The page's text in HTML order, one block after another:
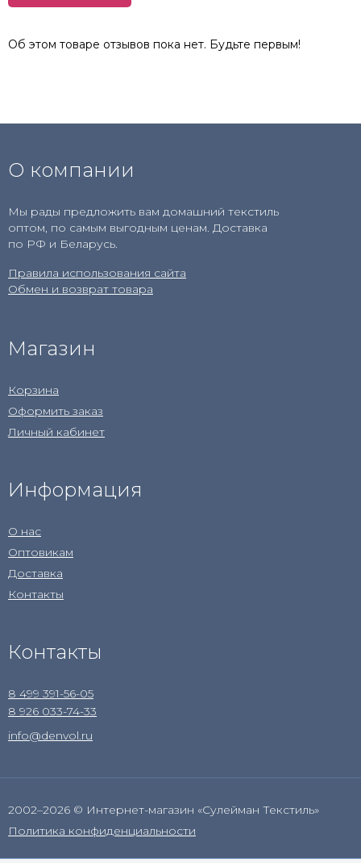
Об этом товаре отзывов пока нет. Будьте первым!
О компании
Мы рады предложить вам домашний текстиль
оптом, по самым выгодным ценам. Доставка
по РФ и Беларусь.
Правила использования сайта
Обмен и возврат товара
Магазин
Корзина
Оформить заказ
Личный кабинет
Информация
О нас
Оптовикам
Доставка
Контакты
Контакты
8 499 391-56-05
8 926 033-74-33
info@denvol.ru
2002–2026 © Интернет-магазин «Сулейман Текстиль»
Политика конфиденциальности